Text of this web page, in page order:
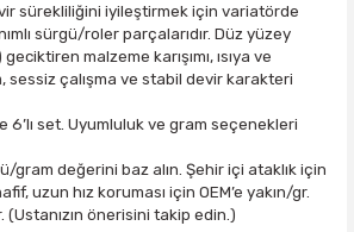
sürekliliğini iyileştirmek için variatörde
sürgü/roler parçalarıdır. Düz yüzey
geciktiren malzeme karışımı, ısıya ve
, sessiz çalışma ve stabil devir karakteri
6’lı set Uyumluluk ve gram seçenekleri
gram değerini baz alın. Şehir içi ataklık için
, uzun hız koruması için OEM’e yakın/gr.
(Ustanızın önerisini takip edin.)